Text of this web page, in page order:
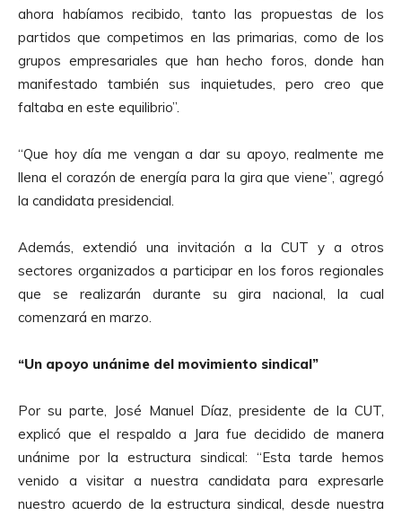
ahora habíamos recibido, tanto las propuestas de los
partidos que competimos en las primarias, como de los
grupos empresariales que han hecho foros, donde han
manifestado también sus inquietudes, pero creo que
faltaba en este equilibrio”.
“Que hoy día me vengan a dar su apoyo, realmente me
llena el corazón de energía para la gira que viene”, agregó
la candidata presidencial.
Además, extendió una invitación a la CUT y a otros
sectores organizados a participar en los foros regionales
que se realizarán durante su gira nacional, la cual
comenzará en marzo.
“Un apoyo unánime del movimiento sindical”
Por su parte, José Manuel Díaz, presidente de la CUT,
explicó que el respaldo a Jara fue decidido de manera
unánime por la estructura sindical: “Esta tarde hemos
venido a visitar a nuestra candidata para expresarle
nuestro acuerdo de la estructura sindical, desde nuestra